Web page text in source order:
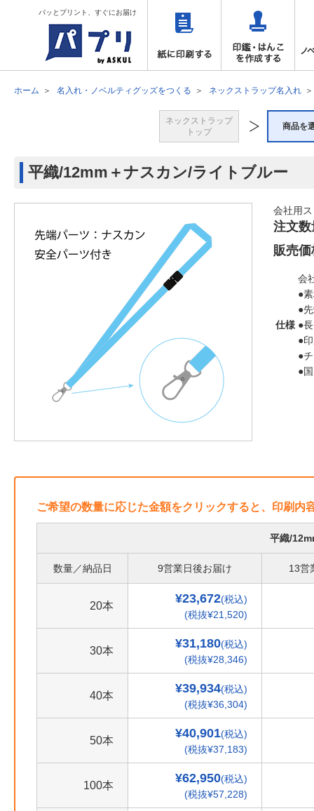
パッとプリント、すぐにお届け
ホーム 名入れ・ノベルティグッズをつくる ネックストラップ名入れ
ネックストラップ
トップ
商品を
平織/12mm＋ナスカン/ライトブルー
会社用
注文数
販売価
仕様
会
●
●
●
●
●
●
ご希望の数量に応じた金額をクリックすると、印刷内
平織/
数量／納品日 9営業日後お届け 13営
20本
¥23,672(税込)
(税抜¥21,520)
30本
¥31,180(税込)
(税抜¥28,346)
40本
¥39,934(税込)
(税抜¥36,304)
50本
¥40,901(税込)
(税抜¥37,183)
100本
¥62,950(税込)
(税抜¥57,228)